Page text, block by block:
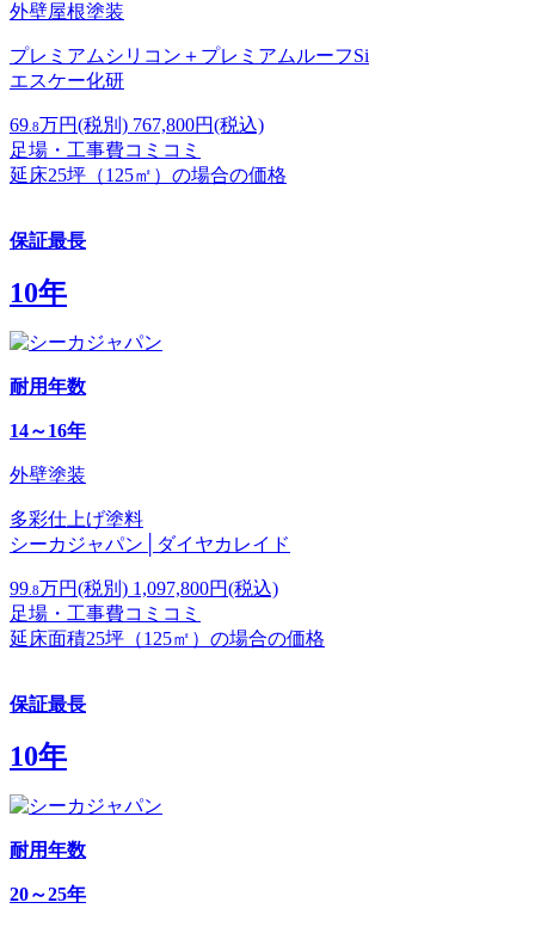
外壁屋根塗装
プレミアムシリコン＋プレミアムルーフSi
エスケー化研
69.8 万円(税別) 767,800円(税込)
足場・工事費コミコミ
延床25坪（125㎡）の場合の価格
保証最長
10年
耐用年数
14～16年
外壁塗装
多彩仕上げ塗料
シーカジャパン│ダイヤカレイド
99.8 万円(税別) 1,097,800円(税込)
足場・工事費コミコミ
延床面積25坪（125㎡）の場合の価格
保証最長
10年
耐用年数
20～25年